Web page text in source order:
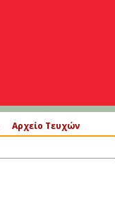
Αρχείο Τευχών